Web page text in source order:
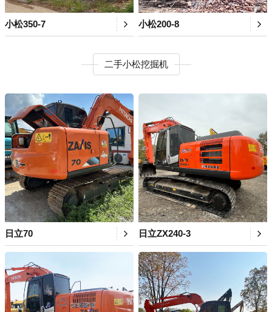
小松350-7 小松200-8
二手小松挖掘机
日立70 日立ZX240-3